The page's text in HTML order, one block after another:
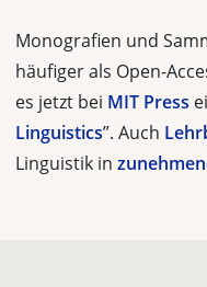
Monografien und
häufiger als Open-
es jetzt bei MIT Press
Linguistics”. Auch
Linguistik in